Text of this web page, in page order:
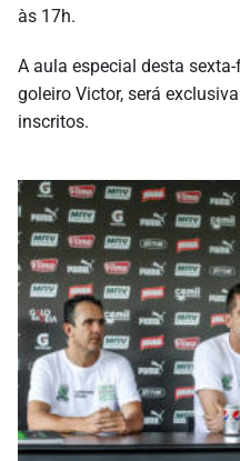
às 17h.
A aula especial desta
goleiro Victor, será
inscritos.